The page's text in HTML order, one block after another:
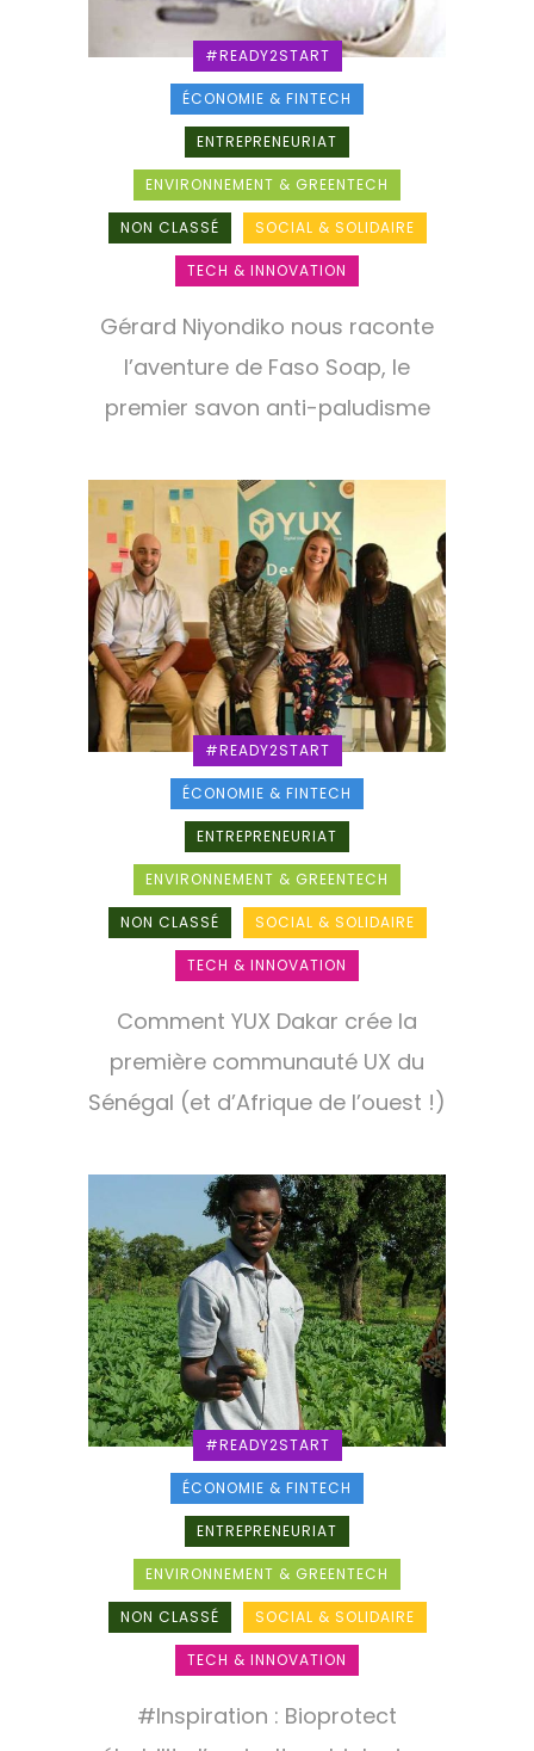
#READY2START
ÉCONOMIE & FINTECH
ENTREPRENEURIAT
ENVIRONNEMENT & GREENTECH
NON CLASSÉ SOCIAL & SOLIDAIRE
TECH & INNOVATION
Gérard Niyondiko nous raconte
l’aventure de Faso Soap, le
premier savon anti-paludisme
#READY2START
ÉCONOMIE & FINTECH
ENTREPRENEURIAT
ENVIRONNEMENT & GREENTECH
NON CLASSÉ SOCIAL & SOLIDAIRE
TECH & INNOVATION
Comment YUX Dakar crée la
première communauté UX du
Sénégal (et d’Afrique de l’ouest !)
#READY2START
ÉCONOMIE & FINTECH
ENTREPRENEURIAT
ENVIRONNEMENT & GREENTECH
NON CLASSÉ SOCIAL & SOLIDAIRE
TECH & INNOVATION
#Inspiration : Bioprotect